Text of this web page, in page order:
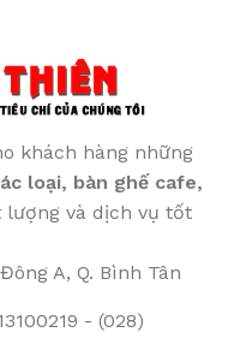
khách hàng những
loại, bàn ghế cafe,
lượng và dịch vụ tốt
A, Q. Bình Tân
- (028)